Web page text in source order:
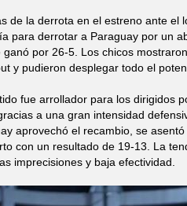
de la derrota en el estreno ante el
para derrotar a Paraguay por un
por 26-5. Los chicos
y pudieron desplegar todo el
fue arrollador para los dirigidos
a una gran intensidad
aprovechó el recambio, se
con un resultado de 19-13. La
imprecisiones y baja efectividad.